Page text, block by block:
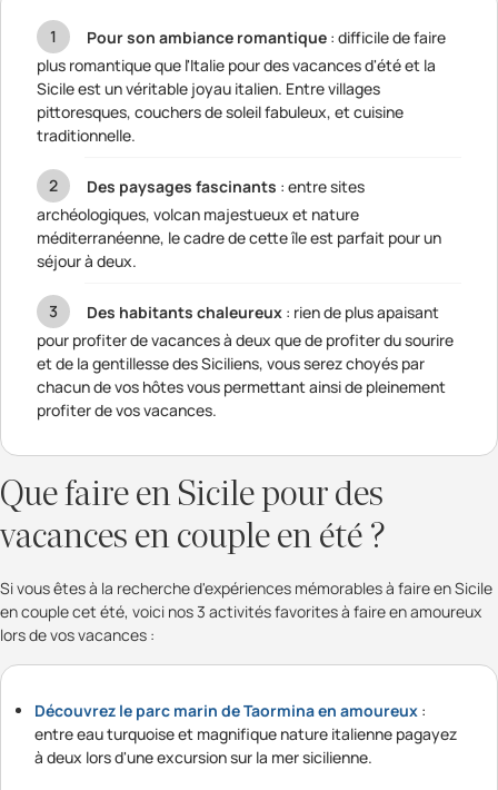
Pour son ambiance romantique : difficile de faire
plus romantique que l'Italie pour des vacances d'été et la
Sicile est un véritable joyau italien. Entre villages
pittoresques, couchers de soleil fabuleux, et cuisine
traditionnelle.
Des paysages fascinants : entre sites
archéologiques, volcan majestueux et nature
méditerranéenne, le cadre de cette île est parfait pour un
séjour à deux.
Des habitants chaleureux : rien de plus apaisant
pour profiter de vacances à deux que de profiter du sourire
et de la gentillesse des Siciliens, vous serez choyés par
chacun de vos hôtes vous permettant ainsi de pleinement
profiter de vos vacances.
Que faire en Sicile pour des
vacances en couple en été ?
Si vous êtes à la recherche d'expériences mémorables à faire en Sicile
en couple cet été, voici nos 3 activités favorites à faire en amoureux
lors de vos vacances :
Découvrez le parc marin de Taormina en amoureux :
entre eau turquoise et magnifique nature italienne pagayez
à deux lors d'une excursion sur la mer sicilienne.